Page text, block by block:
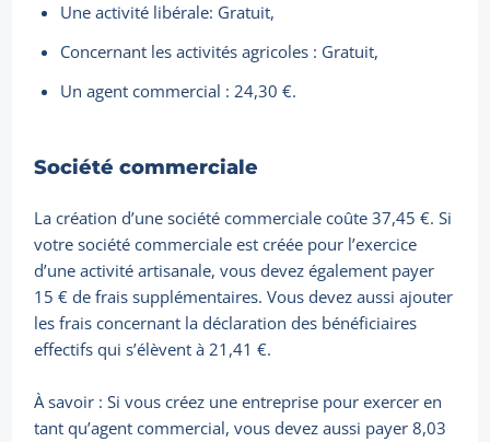
Une activité libérale: Gratuit,
Concernant les activités agricoles : Gratuit,
Un agent commercial : 24,30 €.
Société commerciale
La création d’une société commerciale coûte 37,45 €. Si
votre société commerciale est créée pour l’exercice
d’une activité artisanale, vous devez également payer
15 € de frais supplémentaires. Vous devez aussi ajouter
les frais concernant la déclaration des bénéficiaires
effectifs qui s’élèvent à 21,41 €.
À savoir : Si vous créez une entreprise pour exercer en
tant qu’agent commercial, vous devez aussi payer 8,03